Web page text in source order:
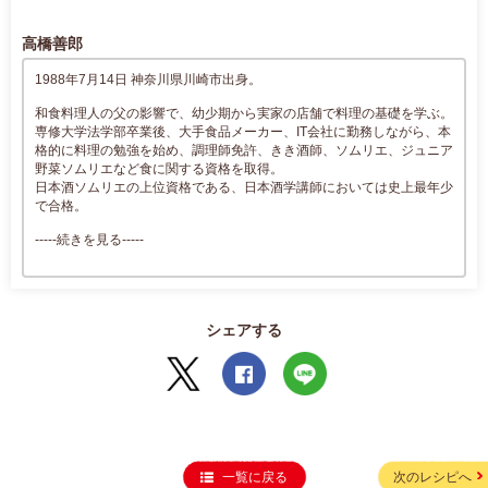
高橋善郎
1988年7月14日 神奈川県川崎市出身。
和食料理人の父の影響で、幼少期から実家の店舗で料理の基礎を学ぶ。
専修大学法学部卒業後、大手食品メーカー、IT会社に勤務しながら、本
格的に料理の勉強を始め、調理師免許、きき酒師、ソムリエ、ジュニア
野菜ソムリエなど食に関する資格を取得。
日本酒ソムリエの上位資格である、日本酒学講師においては史上最年少
で合格。
-----続きを見る-----
シェアする
一覧に戻る 次のレシピへ